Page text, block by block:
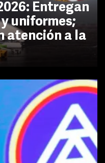
Entregan
uniformes;
atención a la